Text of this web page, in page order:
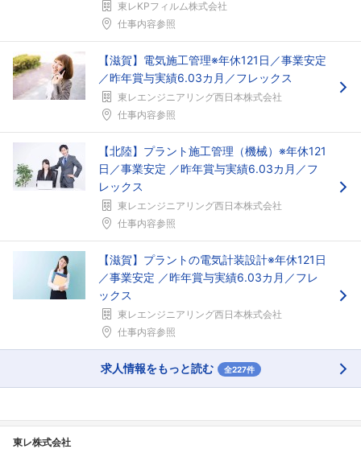
東レKPフィルム株式会社
仕事内容参照
【滋賀】電気施工管理※年休121日／事業安定
／昨年賞与実績6.03カ月／フレックス
東レエンジニアリング西日本株式会社
仕事内容参照
【北陸】プラント施工管理（機械）※年休121
日／事業安定 ／昨年賞与実績6.03カ月／フ
レックス
東レエンジニアリング西日本株式会社
仕事内容参照
【滋賀】プラントの電気計装設計※年休121日
／事業安定 ／昨年賞与実績6.03カ月／フレ
ックス
東レエンジニアリング西日本株式会社
仕事内容参照
求人情報をもっと読む 全227件
東レ株式会社